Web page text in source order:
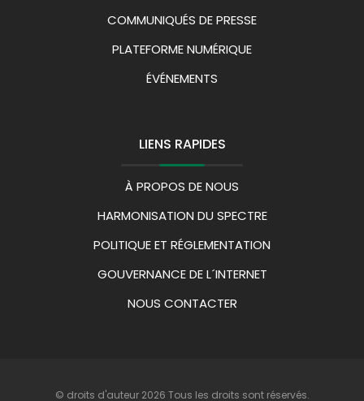
COMMUNIQUÉS DE PRESSE
PLATEFORME NUMÉRIQUE
ÉVÉNEMENTS
LIENS RAPIDES
À PROPOS DE NOUS
HARMONISATION DU SPECTRE
POLITIQUE ET RÉGLEMENTATION
GOUVERNANCE DE L´INTERNET
NOUS CONTACTER
© droits d'auteur 2026 Tous les droits sont réservés.